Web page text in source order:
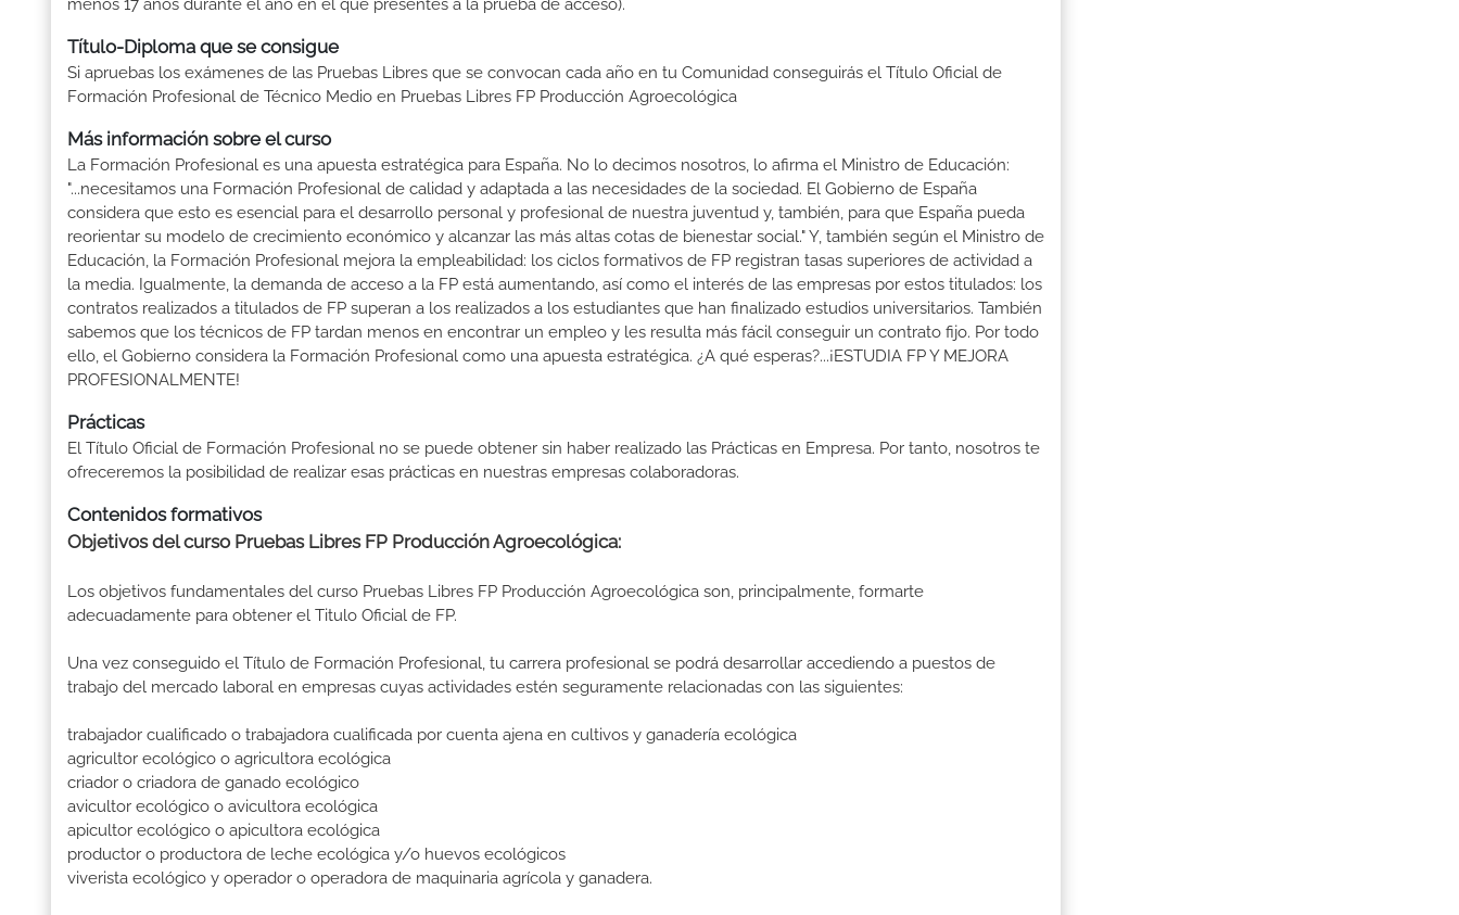
menos 17 años durante el año en el que presentes a la prueba de acceso).
Título-Diploma que se consigue
Si apruebas los exámenes de las Pruebas Libres que se convocan cada año en tu Comunidad conseguirás el Título Oficial de
Formación Profesional de Técnico Medio en Pruebas Libres FP Producción Agroecológica
Más información sobre el curso
La Formación Profesional es una apuesta estratégica para España. No lo decimos nosotros, lo afirma el Ministro de Educación:
"...necesitamos una Formación Profesional de calidad y adaptada a las necesidades de la sociedad. El Gobierno de España
considera que esto es esencial para el desarrollo personal y profesional de nuestra juventud y, también, para que España pueda
reorientar su modelo de crecimiento económico y alcanzar las más altas cotas de bienestar social." Y, también según el Ministro de
Educación, la Formación Profesional mejora la empleabilidad: los ciclos formativos de FP registran tasas superiores de actividad a
la media. Igualmente, la demanda de acceso a la FP está aumentando, así como el interés de las empresas por estos titulados: los
contratos realizados a titulados de FP superan a los realizados a los estudiantes que han finalizado estudios universitarios. También
sabemos que los técnicos de FP tardan menos en encontrar un empleo y les resulta más fácil conseguir un contrato fijo. Por todo
ello, el Gobierno considera la Formación Profesional como una apuesta estratégica. ¿A qué esperas?...¡ESTUDIA FP Y MEJORA
PROFESIONALMENTE!
Prácticas
El Título Oficial de Formación Profesional no se puede obtener sin haber realizado las Prácticas en Empresa. Por tanto, nosotros te
ofreceremos la posibilidad de realizar esas prácticas en nuestras empresas colaboradoras.
Contenidos formativos
Objetivos del curso Pruebas Libres FP Producción Agroecológica:
Los objetivos fundamentales del curso Pruebas Libres FP Producción Agroecológica son, principalmente, formarte
adecuadamente para obtener el Titulo Oficial de FP.
Una vez conseguido el Título de Formación Profesional, tu carrera profesional se podrá desarrollar accediendo a puestos de
trabajo del mercado laboral en empresas cuyas actividades estén seguramente relacionadas con las siguientes:
trabajador cualificado o trabajadora cualificada por cuenta ajena en cultivos y ganadería ecológica
agricultor ecológico o agricultora ecológica
criador o criadora de ganado ecológico
avicultor ecológico o avicultora ecológica
apicultor ecológico o apicultora ecológica
productor o productora de leche ecológica y/o huevos ecológicos
viverista ecológico y operador o operadora de maquinaria agrícola y ganadera.